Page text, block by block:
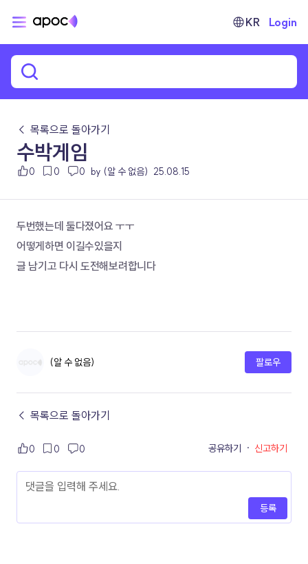
KR Login
← 목록으로 돌아가기
수박게임
0 0 0 by (알 수 없음) 25.08.15
두번했는데 둘다졌어요 ㅜㅜ
어떻게하면 이길수있을지
글 남기고 다시 도전해보려합니다
(알 수 없음) 팔로우
← 목록으로 돌아가기
0 0 0 공유하기 · 신고하기
등록